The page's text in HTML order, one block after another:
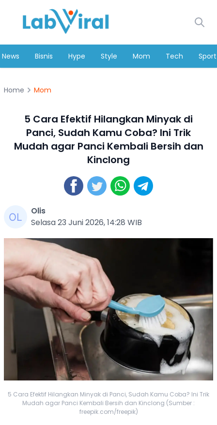
News Bisnis Hype Style Mom Tech Sport
Home Mom
5 Cara Efektif Hilangkan Minyak di
Panci, Sudah Kamu Coba? Ini Trik
Mudah agar Panci Kembali Bersih dan
Kinclong
Olis
Selasa 23 Juni 2026, 14:28 WIB
5 Cara Efektif Hilangkan Minyak di Panci, Sudah Kamu Coba? Ini Trik
Mudah agar Panci Kembali Bersih dan Kinclong (Sumber :
freepik.com/freepik)